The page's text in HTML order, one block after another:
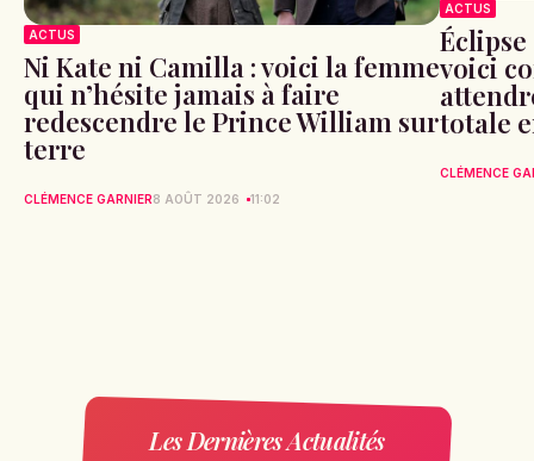
ACTUS
Ni Kate ni Camilla : voici la femme
qui n’hésite jamais à faire
redescendre le Prince William sur
terre
CLÉMENCE GARNIER8 AOÛT 2026 11:02
ACTUS
Éclipse
voici
totale
CLÉMENCE
Les Dernières Actualités